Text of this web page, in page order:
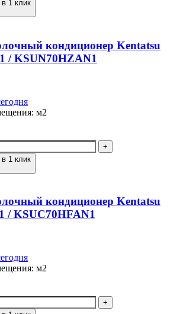
1 клик
кондиционер Kentatsu
/ KSUN70HZAN1
м2
1 клик
кондиционер Kentatsu
/ KSUC70HFAN1
м2